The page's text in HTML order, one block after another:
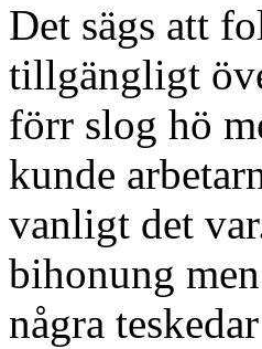
Det sägs att
tillgängligt
förr slog hö
kunde
vanligt det
bihonung
några